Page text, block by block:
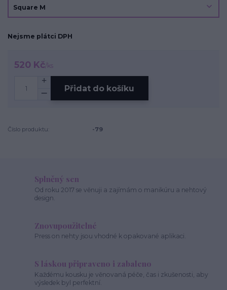
Nejsme plátci DPH
520 Kč/ks
Přidat do košíku
Číslo produktu: -79
Splněný sen
Od roku 2017 se věnuji a zajímám o manikúru a nehtový
design.
Znovupoužitelné
Press on nehty jsou vhodné k opakované aplikaci.
S láskou připraveno i zabaleno
Každému kousku je věnovaná péče, čas i zkušenosti, aby
výsledek byl perfektní.